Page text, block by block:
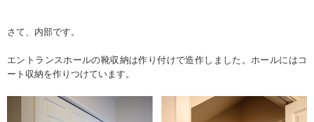
さて、内部です。
エントランスホールの靴収納は作り付けで造作しました。ホールにはコ
ート収納を作りつけています。